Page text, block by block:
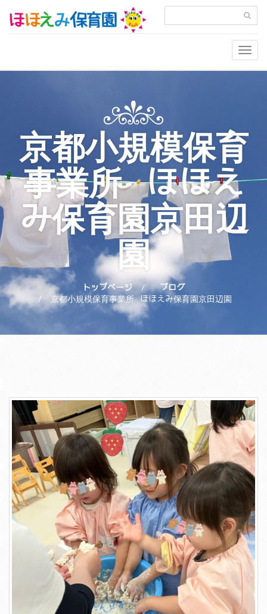
京都小規模保育
事業所 ほほえ
み保育園京田辺
園
トップページ
ブログ
京都小規模保育事業所 ほほえみ保育園京田辺園